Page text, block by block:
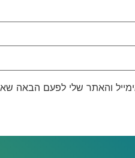
והאתר שלי לפעם הבאה